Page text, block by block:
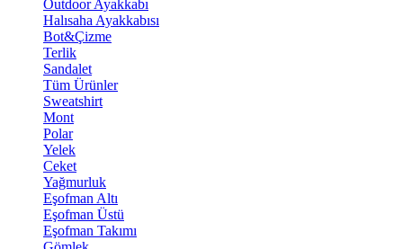
Outdoor Ayakkabı
Halısaha Ayakkabısı
Bot&Çizme
Terlik
Sandalet
Tüm Ürünler
Sweatshirt
Mont
Polar
Yelek
Ceket
Yağmurluk
Eşofman Altı
Eşofman Üstü
Eşofman Takımı